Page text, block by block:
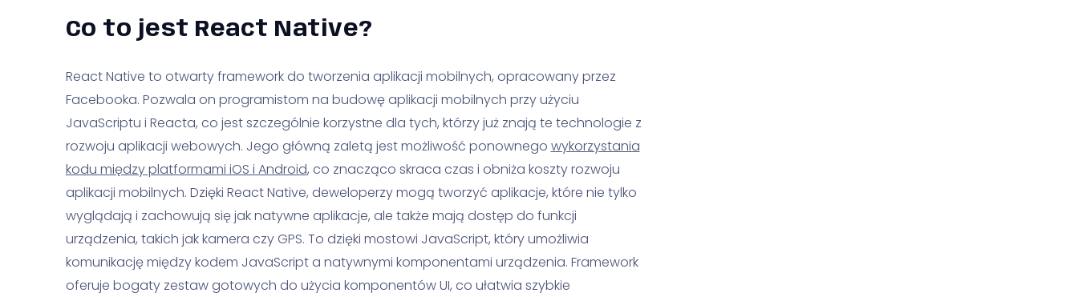
Co to jest React Native?
React Native to otwarty framework do tworzenia aplikacji mobilnych, opracowany przez
Facebooka. Pozwala on programistom na budowę aplikacji mobilnych przy użyciu
JavaScriptu i Reacta, co jest szczególnie korzystne dla tych, którzy już znają te technologie z
rozwoju aplikacji webowych. Jego główną zaletą jest możliwość ponownego wykorzystania
kodu między platformami iOS i Android, co znacząco skraca czas i obniża koszty rozwoju
aplikacji mobilnych. Dzięki React Native, deweloperzy mogą tworzyć aplikacje, które nie tylko
wyglądają i zachowują się jak natywne aplikacje, ale także mają dostęp do funkcji
urządzenia, takich jak kamera czy GPS. To dzięki mostowi JavaScript, który umożliwia
komunikację między kodem JavaScript a natywnymi komponentami urządzenia. Framework
oferuje bogaty zestaw gotowych do użycia komponentów UI, co ułatwia szybkie